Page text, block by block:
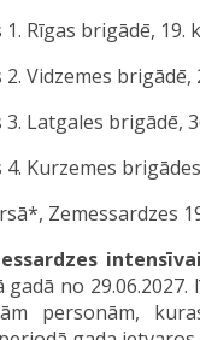
1. Rīgas brigādē,
2. Vidzemes
3. Latgales brigādē,
4. Kurzemes
Zemessardzes
no
personām,